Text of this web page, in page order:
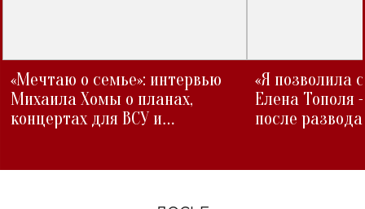
«Мечтаю о семье»: интервью
Михаила Хомы о планах,
концертах для ВСУ и
«Я позволила
Елена Тополя
после развода